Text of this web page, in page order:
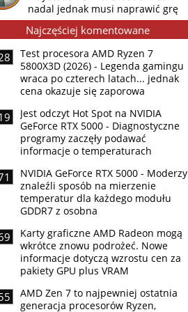
nadal jednak musi naprawić grę
Najczęściej komentowane
Test procesora AMD Ryzen 7
5800X3D (2026) - Legenda gamingu
wraca po czterech latach... jednak
cena okazuje się zaporowa
Jest odczyt Hot Spot na NVIDIA
GeForce RTX 5000 - Diagnostyczne
programy zaczęły podawać
informacje o temperaturach
NVIDIA GeForce RTX 5000 - Moderzy
znaleźli sposób na mierzenie
temperatur dla każdego modułu
GDDR7 z osobna
Karty graficzne AMD Radeon mogą
wkrótce znowu podrożeć. Nowe
informacje dotyczą wzrostu cen za
pakiety GPU plus VRAM
AMD Zen 7 to najpewniej ostatnia
generacja procesorów Ryzen,